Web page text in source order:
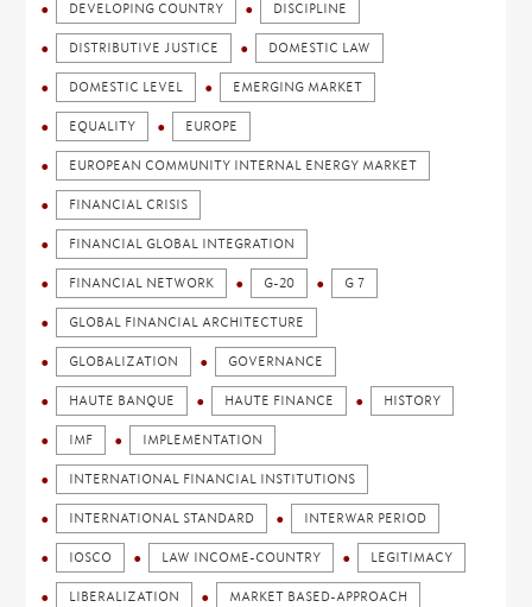
DEVELOPING COUNTRY DISCIPLINE
DISTRIBUTIVE JUSTICE DOMESTIC LAW
DOMESTIC LEVEL EMERGING MARKET
EQUALITY EUROPE
EUROPEAN COMMUNITY INTERNAL ENERGY MARKET
FINANCIAL CRISIS
FINANCIAL GLOBAL INTEGRATION
FINANCIAL NETWORK G-20 G 7
GLOBAL FINANCIAL ARCHITECTURE
GLOBALIZATION GOVERNANCE
HAUTE BANQUE HAUTE FINANCE HISTORY
IMF IMPLEMENTATION
INTERNATIONAL FINANCIAL INSTITUTIONS
INTERNATIONAL STANDARD INTERWAR PERIOD
IOSCO LAW INCOME-COUNTRY LEGITIMACY
LIBERALIZATION MARKET BASED-APPROACH